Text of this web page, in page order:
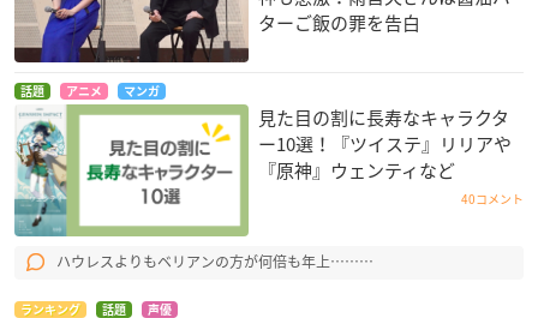
ターご飯の罪を告白
話題 アニメ マンガ
見た目の割に長寿なキャラクタ
ー10選！『ツイステ』リリアや
『原神』ウェンティなど
40コメント
ハウレスよりもベリアンの方が何倍も年上………
ランキング 話題 声優